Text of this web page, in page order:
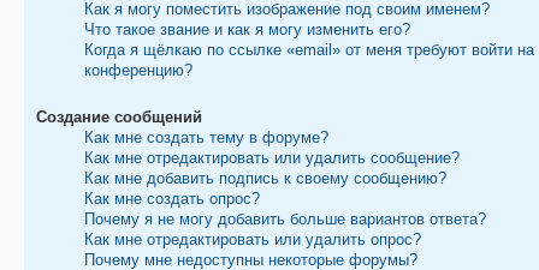
Как я могу поместить изображение под своим именем?
Что такое звание и как я могу изменить его?
Когда я щёлкаю по ссылке «email» от меня требуют войти на
конференцию?
Создание сообщений
Как мне создать тему в форуме?
Как мне отредактировать или удалить сообщение?
Как мне добавить подпись к своему сообщению?
Как мне создать опрос?
Почему я не могу добавить больше вариантов ответа?
Как мне отредактировать или удалить опрос?
Почему мне недоступны некоторые форумы?